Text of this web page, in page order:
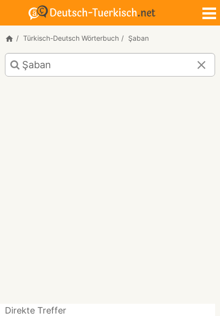
Türkisch-Deutsch Wörterbuch Şaban
Türkisch-
Deutsch
Übersetzung
Direkte Treffer